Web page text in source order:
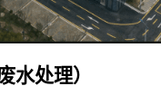
水处理）